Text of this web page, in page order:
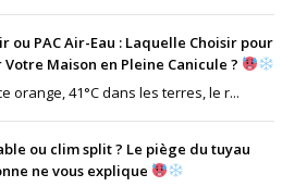
ou PAC Air-Eau : Laquelle Choisir pour
Maison en Pleine Canicule ?
orange, 41°C dans les terres, le r...
ou clim split ? Le piège du tuyau
ne vous explique